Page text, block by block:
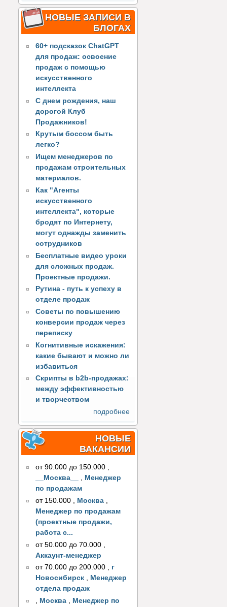
НОВЫЕ ЗАПИСИ В
БЛОГАХ
60+ подсказок ChatGPT
для продаж: освоение
продаж с помощью
искусственного
интеллекта
С днем рождения, наш
дорогой Клуб
Продажников!
Крутым боссом быть
легко?
Ищем менеджеров по
продажам строительных
материалов.
Как "Агенты
искусственного
интеллекта", которые
бродят по Интернету,
могут однажды заменить
сотрудников
Бесплатные видео уроки
для сложных продаж.
Проектные продажи.
Рутина - путь к успеху в
отделе продаж
Советы по повышению
конверсии продаж через
переписку
Когнитивные искажения:
какие бывают и можно ли
избавиться
Скрипты в b2b-продажах:
между эффективностью
и творчеством
подробнее
НОВЫЕ
ВАКАНСИИ
от 90.000 до 150.000 ,
__Москва__
, Менеджер
по продажам
от 150.000
Москва
Менеджер по продажам
(проектные продажи,
работа с...
от 50.000 до 70.000
Аккаунт-менеджер
от 70.000 до 200.000 , г
Новосибирск , Менеджер
отдела продаж
, Москва , Менеджер по